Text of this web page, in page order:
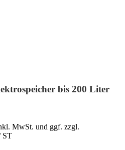
bis 200 Liter
MwSt. und ggf. zzgl.
ST